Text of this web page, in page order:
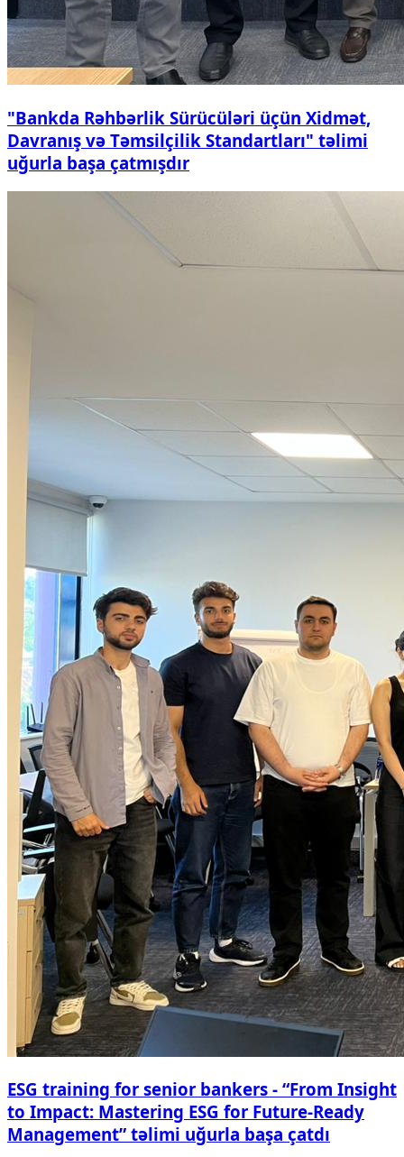
"Bankda Rəhbərlik Sürücüləri üçün Xidmət,
Davranış və Təmsilçilik Standartları" təlimi
uğurla başa çatmışdır
ESG training for senior bankers - “From Insight
to Impact: Mastering ESG for Future-Ready
Management” təlimi uğurla başa çatdı